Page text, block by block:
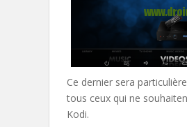
Ce dernier sera
tous ceux qui ne
Kodi.